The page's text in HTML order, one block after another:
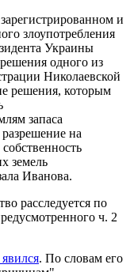
и
злоупотребления
Украины
одного из
Николаевской
решения, которым
запаса
на
земель
Иванова.
расследуется по
ч. 2
. По словам его